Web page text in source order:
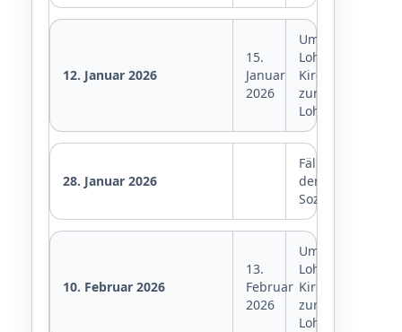
12. Januar 2026
15.
Januar
2026
Umsatzsteuer,
Lohnsteuer,
Kirchensteuer
zur
Lohnsteuer
28. Januar 2026
Fälligkeit
der
10. Februar 2026
13.
Februar
2026
Umsatzsteuer,
Lohnsteuer,
Kirchensteuer
zur
Lohnsteuer